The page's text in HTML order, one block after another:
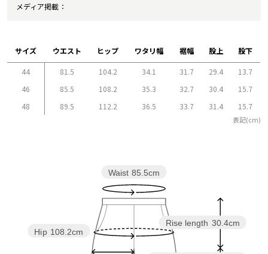
メディア掲載
サイズ ウエスト ヒップ ワタリ幅 裾幅 股上 股下
44 81.5 104.2 34.1 31.7 29.4
13.7
46
85.5 108.2 35.3 32.7 30.4
15.7
48
89.5 112.2 36.5 33.7 31.4 15.7
表記(cm)
Rise length 30.4cm
Hip 108.2cm
Waist 85.5cm